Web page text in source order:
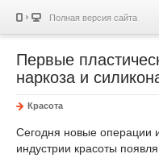
Полная версия сайта
Первые
наркоза и
Красота
Сегодня новые операции
индустрии красоты